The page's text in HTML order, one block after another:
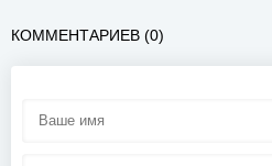
КОММЕНТАРИЕВ (0)